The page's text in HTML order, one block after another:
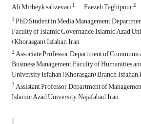
Ali Mirbeyk sabzevari1 Faezeh Taghipour2
1PhD Student in Media Management,
Faculty of Islamic Governance, Islamic Azad
(Khorasgan), Isfahan, Iran
2Associate Professor, Department of
Business Management, Faculty of Humanities
University Isfahan (Khorasgan) Branch,
3Assistant Professor, Department of
Islamic Azad University, Najafabad, Iran